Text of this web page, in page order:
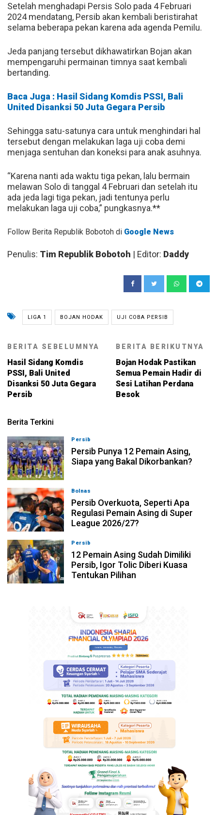
Setelah menghadapi Persis Solo pada 4 Februari
2024 mendatang, Persib akan kembali beristirahat
selama beberapa pekan karena ada agenda Pemilu.
Jeda panjang tersebut dikhawatirkan Bojan akan
mempengaruhi permainan timnya saat kembali
bertanding.
Baca Juga : Hasil Sidang Komdis PSSI, Bali
United Disanksi 50 Juta Gegara Persib
Sehingga satu-satunya cara untuk menghindari hal
tersebut dengan melakukan laga uji coba demi
menjaga sentuhan dan koneksi para anak asuhnya.
“Karena nanti ada waktu tiga pekan, lalu bermain
melawan Solo di tanggal 4 Februari dan setelah itu
ada jeda lagi tiga pekan, jadi tentunya perlu
melakukan laga uji coba,” pungkasnya.**
Follow Berita Republik Bobotoh di Google News
Penulis: Tim Republik Bobotoh | Editor: Daddy
LIGA 1 BOJAN HODAK UJI COBA PERSIB
BERITA SEBELUMNYA
Hasil Sidang Komdis
PSSI, Bali United
Disanksi 50 Juta Gegara
Persib
BERITA BERIKUTNYA
Bojan Hodak Pastikan
Semua Pemain Hadir di
Sesi Latihan Perdana
Besok
Berita Terkini
Persib
Persib Punya 12 Pemain Asing,
Siapa yang Bakal Dikorbankan?
Bolnas
Persib Overkuota, Seperti Apa
Regulasi Pemain Asing di Super
League 2026/27?
Persib
12 Pemain Asing Sudah Dimiliki
Persib, Igor Tolic Diberi Kuasa
Tentukan Pilihan